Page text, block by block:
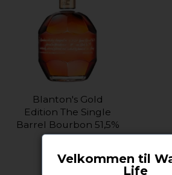
Blanton's Gold
Edition The Single
Barrel Bourbon 51,5%
70 cl.
Velkommen til
Life